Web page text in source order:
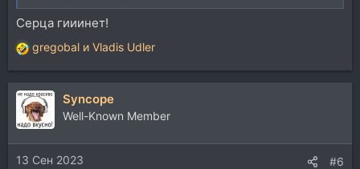
Серца гииинет!
Р
е
а
к
ц
и
и
:
gregobal и Vladis Udler
Syncope
Well-Known Member
13 Сен 2023 #6